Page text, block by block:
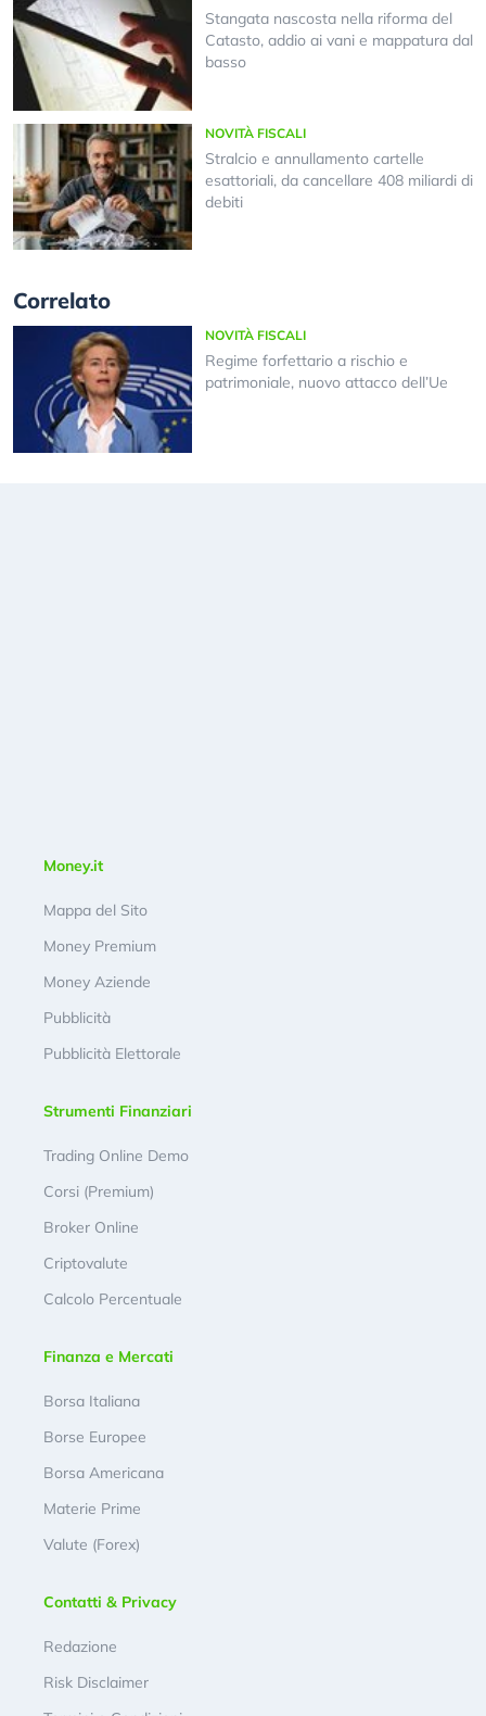
Stangata nascosta nella riforma del
Catasto, addio ai vani e mappatura dal
basso
NOVITÀ FISCALI
Stralcio e annullamento cartelle
esattoriali, da cancellare 408 miliardi di
debiti
Correlato
NOVITÀ FISCALI
Regime forfettario a rischio e
patrimoniale, nuovo attacco dell’Ue
Money.it
Mappa del Sito
Money Premium
Money Aziende
Pubblicità
Pubblicità Elettorale
Strumenti Finanziari
Trading Online Demo
Corsi (Premium)
Broker Online
Criptovalute
Calcolo Percentuale
Finanza e Mercati
Borsa Italiana
Borse Europee
Borsa Americana
Materie Prime
Valute (Forex)
Contatti & Privacy
Redazione
Risk Disclaimer